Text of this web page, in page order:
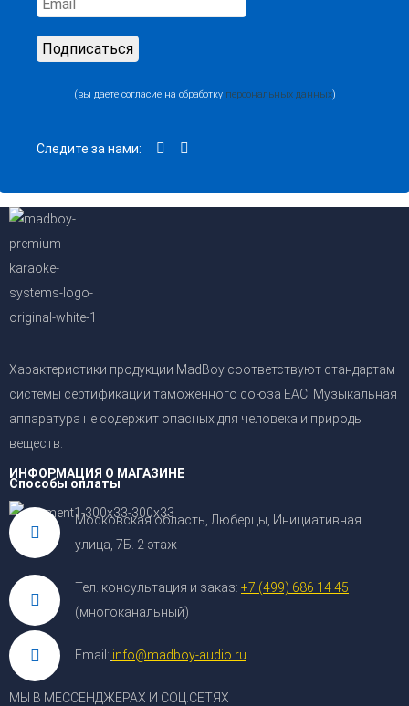
(вы даете согласие на обработку персональных данных)
Следите за нами:
Характеристики продукции MadBoy соответствуют стандартам
системы сертификации таможенного союза EAC. Музыкальная
аппаратура не содержит опасных для человека и природы
веществ.
Способы оплаты
ИНФОРМАЦИЯ О МАГАЗИНЕ
Московская область, Люберцы, Инициативная
улица, 7Б. 2 этаж
Тел. консультация и заказ: +7 (499) 686 14 45
(многоканальный)
Email: info@madboy-audio.ru
МЫ В МЕССЕНДЖЕРАХ И СОЦ.СЕТЯХ